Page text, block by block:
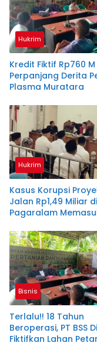
Hukrim
Kredit Fiktif Rp760 M
Perpanjang Derita
Plasma Muratara
Hukrim
Kasus Korupsi
Jalan Rp1,49 Miliar di
Pagaralam
Terdakwa Dituntut
Tahun Penjara
Bisnis
Terlalu!! 18 Tahun
Beroperasi, PT BSS
Fiktifkan Lahan